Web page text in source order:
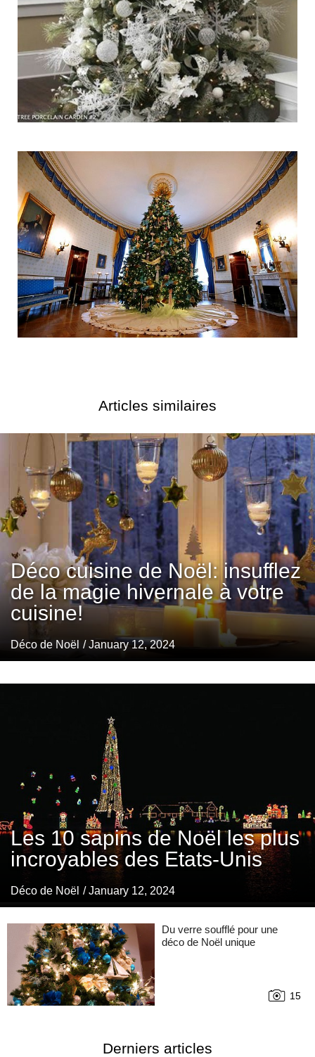
Articles similaires
Déco cuisine de Noël: insufflez
de la magie hivernale à votre
cuisine!
Déco de Noël / January 12, 2024
Les 10 sapins de Noël les plus
incroyables des Etats-Unis
Déco de Noël / January 12, 2024
Du verre soufflé pour une
déco de Noël unique
15
Derniers articles